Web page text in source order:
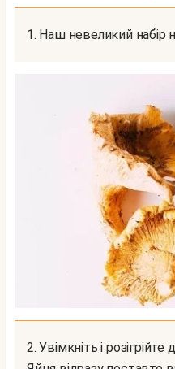
1. Наш невеликий набір
2. Увімкніть і розігрійте духовку до 180 градусів.